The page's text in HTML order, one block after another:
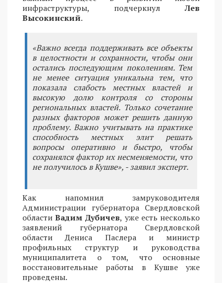
инфраструктуры, подчеркнулЛев
Высокинский.
«Важно всегда поддерживать все объекты
в целостности и сохранности, чтобы они
остались последующим поколениям. Тем
не менее ситуация уникальна тем, что
показала слабость местных властей и
высокую долю контроля со стороны
региональных властей. Только сочетание
разных факторов может решить данную
проблему. Важно учитывать на практике
способность местных элит решать
вопросы оперативно и быстро, чтобы
сохранялся фактор их несменяемости, что
не получилось в Кушве», - заявил эксперт.
Как напомнил замруководителя
Администрации губернатора Свердловской
областиВадим Дубичев, уже есть несколько
заявлений губернатора Свердловской
области Дениса Паслера и министр
профильных структур и руководства
муниципалитета о том, что основные
восстановительные работы в Кушве уже
проведены.